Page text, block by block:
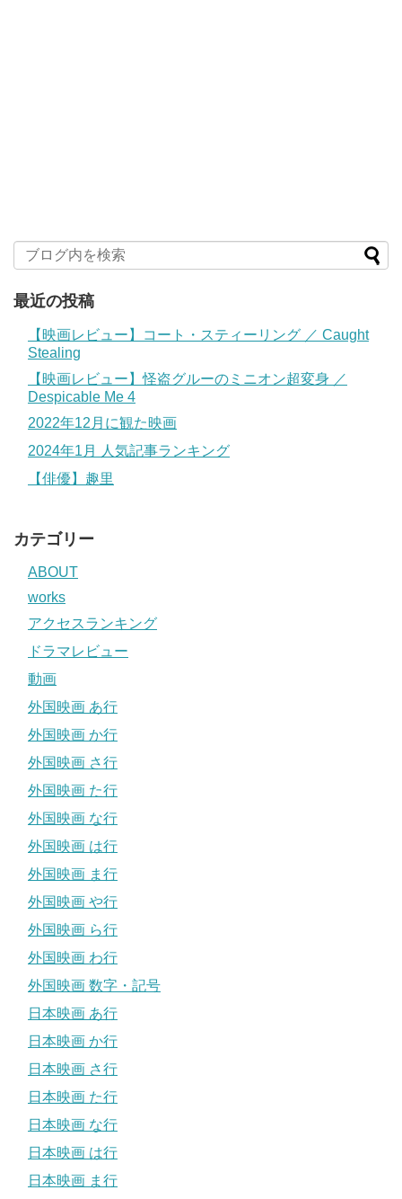
最近の投稿
【映画レビュー】コート・スティーリング ／ Caught
Stealing
【映画レビュー】怪盗グルーのミニオン超変身 ／
Despicable Me 4
2022年12月に観た映画
2024年1月 人気記事ランキング
【俳優】趣里
カテゴリー
ABOUT
works
アクセスランキング
ドラマレビュー
動画
外国映画 あ行
外国映画 か行
外国映画 さ行
外国映画 た行
外国映画 な行
外国映画 は行
外国映画 ま行
外国映画 や行
外国映画 ら行
外国映画 わ行
外国映画 数字・記号
日本映画 あ行
日本映画 か行
日本映画 さ行
日本映画 た行
日本映画 な行
日本映画 は行
日本映画 ま行